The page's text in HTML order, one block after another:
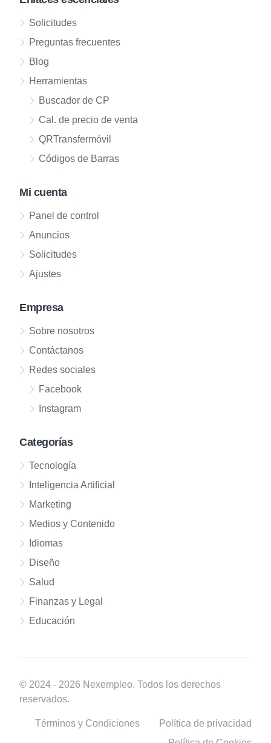
Solicitudes
Preguntas frecuentes
Blog
Herramientas
Buscador de CP
Cal. de precio de venta
QRTransfermóvil
Códigos de Barras
Mi cuenta
Panel de control
Anuncios
Solicitudes
Ajustes
Empresa
Sobre nosotros
Contáctanos
Redes sociales
Facebook
Instagram
Categorías
Tecnología
Inteligencia Artificial
Marketing
Medios y Contenido
Idiomas
Diseño
Salud
Finanzas y Legal
Educación
© 2024 - 2026 Nexempleo. Todos los derechos
reservados.
Términos y Condiciones
Política de privacidad